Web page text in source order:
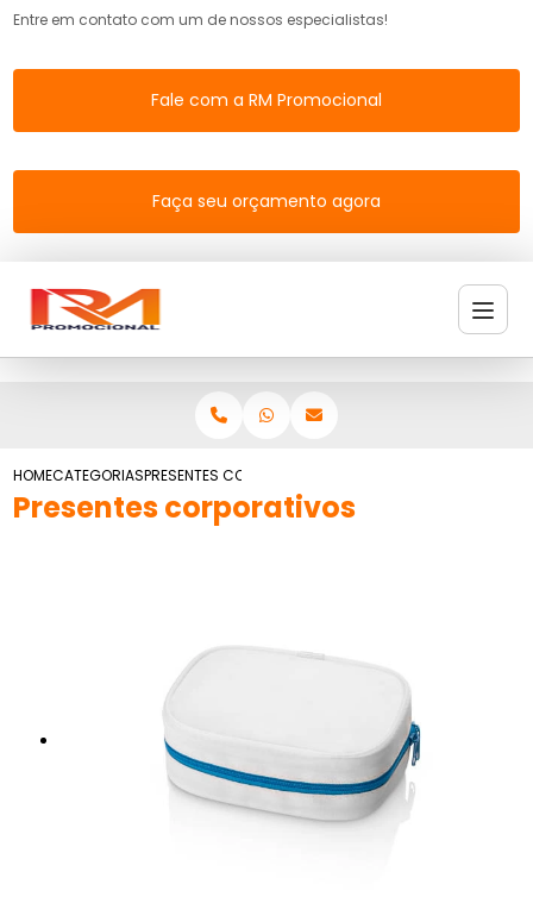
Entre em contato com um de nossos especialistas!
Fale com a RM Promocional
Faça seu orçamento agora
HOMECATEGORIASPRESENTES CORPORATIVOS
Presentes corporativos